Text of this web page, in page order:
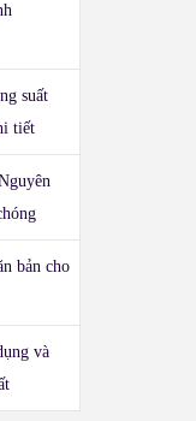
suất
tiết
bản cho
và